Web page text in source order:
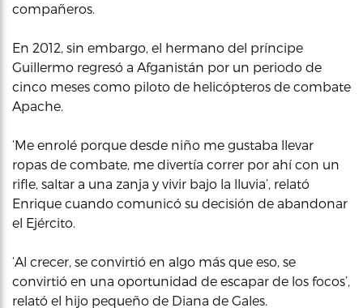
compañeros.
En 2012, sin embargo, el hermano del príncipe
Guillermo regresó a Afganistán por un periodo de
cinco meses como piloto de helicópteros de combate
Apache.
‘Me enrolé porque desde niño me gustaba llevar
ropas de combate, me divertía correr por ahí con un
rifle, saltar a una zanja y vivir bajo la lluvia’, relató
Enrique cuando comunicó su decisión de abandonar
el Ejército.
‘Al crecer, se convirtió en algo más que eso, se
convirtió en una oportunidad de escapar de los focos’,
relató el hijo pequeño de Diana de Gales.